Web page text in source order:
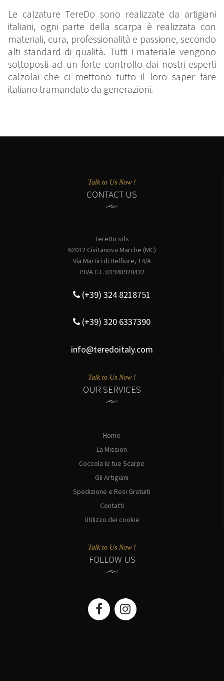
Le calzature TereDo sono realizzate da artigiani
italiani, ogni parte della scarpa è realizzata con
materiali, cura, professionalità e passione, secondo
alti standard di qualità. Tutti i materiale vengono
sottoposti ad un forte controllo dai nostri esperti
calzolai che ci mettono tutto il loro saper fare
italiano tramandato da generazioni.
Talk to Us Now !
CONTACT US
TereDo srls
62012 Civitanova Marche (MC)
Via Martiri di Belfiore, 14/A
P.IVA C.F.:01948920432
(+39) 324 8218751
(+39) 320 6337390
info@teredoitaly.com
Talk to Us Now !
OUR SERVICES
Home
La Mission
Coccola le tue Scarpe
Gli Artigiani
Spedizione e Resi Gratuiti
Contatti
Utilizzo dei cookie
Talk to Us Now !
FOLLOW US